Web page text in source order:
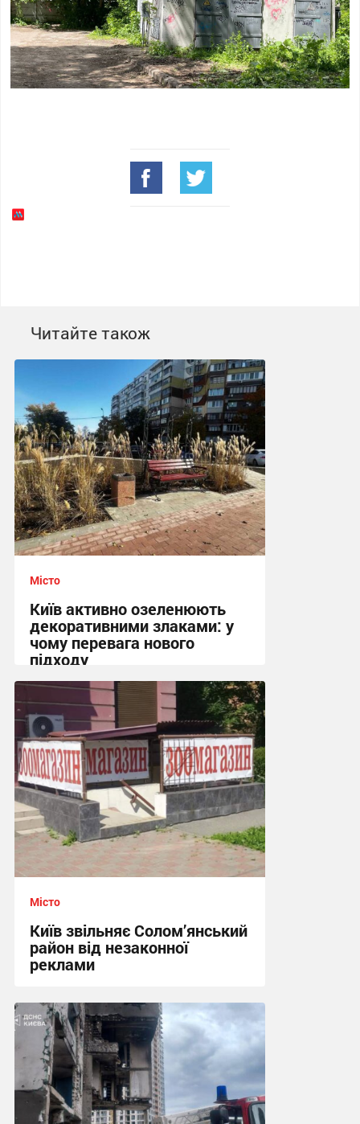
Читайте також
Місто
Київ активно озеленюють
декоративними злаками: у
чому перевага нового
підходу
12:06, 3.08.2026
Місто
Київ звільняє Солом’янський
район від незаконної
реклами
00:20, 22.07.2026